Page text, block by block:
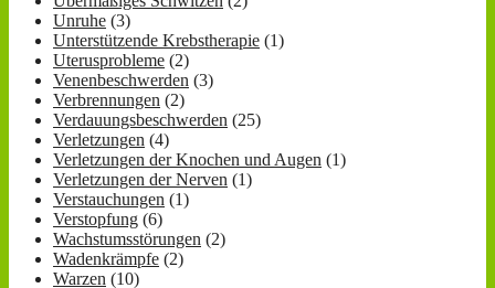
Unruhe (3)
Unterstützende Krebstherapie (1)
Uterusprobleme (2)
Venenbeschwerden (3)
Verbrennungen (2)
Verdauungsbeschwerden (25)
Verletzungen (4)
Verletzungen der Knochen und Augen (1)
Verletzungen der Nerven (1)
Verstauchungen (1)
Verstopfung (6)
Wachstumsstörungen (2)
Wadenkrämpfe (2)
Warzen (10)